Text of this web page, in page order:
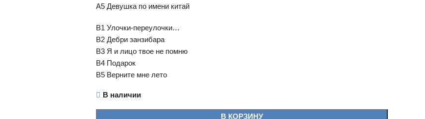
A5 Девушка по имени китай
B1 Улочки-переулочки…
B2 Дебри занзибара
B3 Я и лицо твое не помню
B4 Подарок
B5 Верните мне лето
В наличии
В КОРЗИНУ